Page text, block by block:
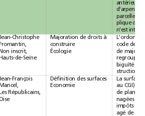
parcelles
plique
n'est
Jean-Christophe
Fromantin,
Non
inscrit,
Hauts-de-Seine
Majoration de droits à
construire
Écologie
code
de
de
biguïté
Jean-François
Mancel,
Les
Républicains,
Oise
Définition des surfaces
Economie
La
au CGI)
de
nagées
impôts
agé
de